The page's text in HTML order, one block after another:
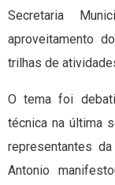
Secretaria
aproveitamento
trilhas de
O tema foi
técnica na última
representantes
Antonio